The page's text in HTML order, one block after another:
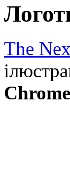
The
Chrome